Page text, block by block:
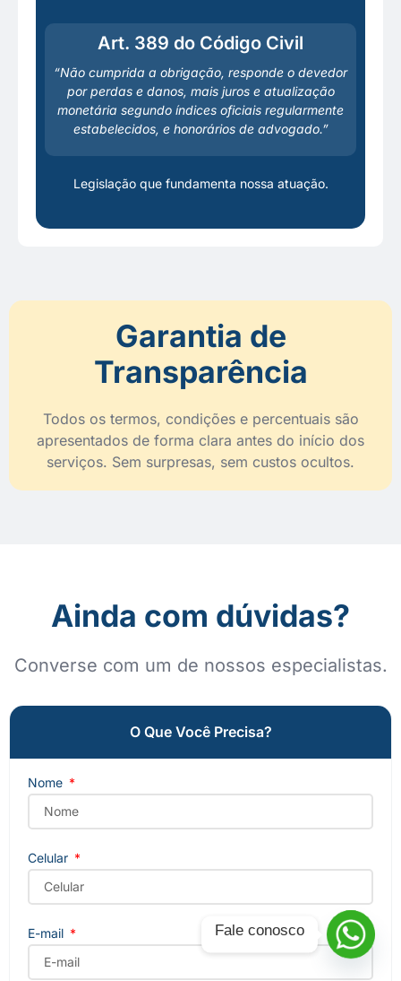
Art. 389 do Código Civil
“Não cumprida a obrigação, responde o devedor
por perdas e danos, mais juros e atualização
monetária segundo índices oficiais regularmente
estabelecidos, e honorários de advogado.”
Legislação que fundamenta nossa atuação.
Garantia de
Transparência
Todos os termos, condições e percentuais são
apresentados de forma clara antes do início dos
serviços. Sem surpresas, sem custos ocultos.
Ainda com dúvidas?
Converse com um de nossos especialistas.
O Que Você Precisa?
Nome
Celular
E-mail Fale conosco